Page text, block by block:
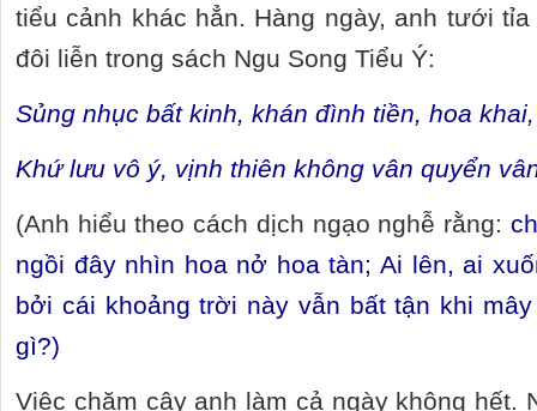
tiểu cảnh khác hẳn. Hàng ngày, anh tưới
đôi liễn trong sách Ngu Song Tiểu Ý:
Sủng nhục bất kinh, khán đình tiền, hoa
Khứ lưu vô ý, vịnh thiên không vân quyển
(Anh hiểu theo cách dịch ngạo nghễ rằng:
ngồi đây nhìn hoa nở hoa tàn; Ai lên, ai
bởi cái khoảng trời này vẫn bất tận khi
gì?)
Việc chăm cây anh làm cả ngày không hết.